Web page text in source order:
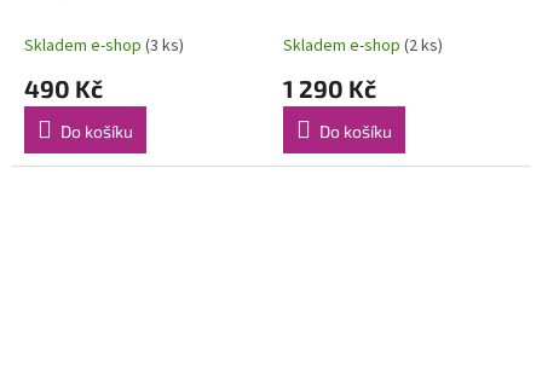
Skladem e-shop (3 ks)
490 Kč
Do košíku
Skladem e-shop (2 ks)
1 290 Kč
Do košíku